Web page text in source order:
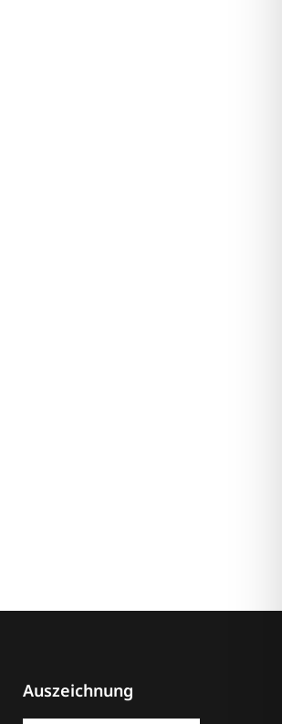
Auszeichnung